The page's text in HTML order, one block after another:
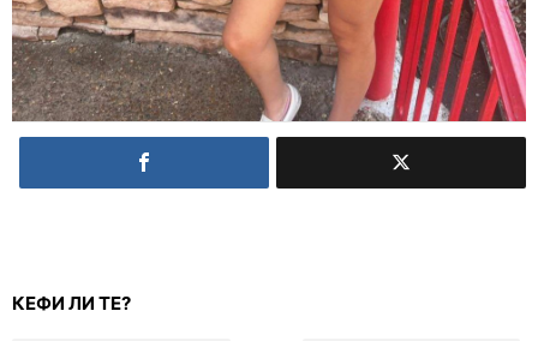
КЕФИ ЛИ ТЕ?